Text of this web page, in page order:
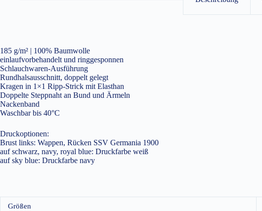
185 g/m² | 100% Baumwolle
einlaufvorbehandelt und ringgesponnen
Schlauchwaren-Ausführung
Rundhalsausschnitt, doppelt gelegt
Kragen in 1×1 Ripp-Strick mit Elasthan
Doppelte Steppnaht an Bund und Ärmeln
Nackenband
Waschbar bis 40°C
Druckoptionen:
Brust links: Wappen, Rücken SSV Germania 1900
auf schwarz, navy, royal blue: Druckfarbe weiß
auf sky blue: Druckfarbe navy
Größen